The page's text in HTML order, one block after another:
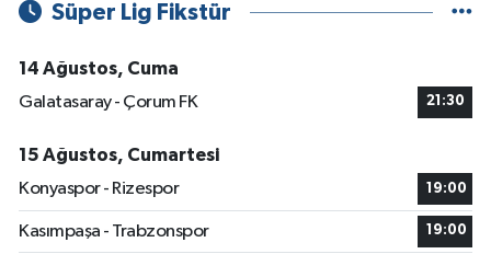
Süper Lig Fikstür
14 Ağustos, Cuma
Galatasaray - Çorum FK
21:30
15 Ağustos, Cumartesi
Konyaspor - Rizespor
19:00
Kasımpaşa - Trabzonspor 19:00